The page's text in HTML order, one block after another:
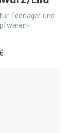
Teenager und